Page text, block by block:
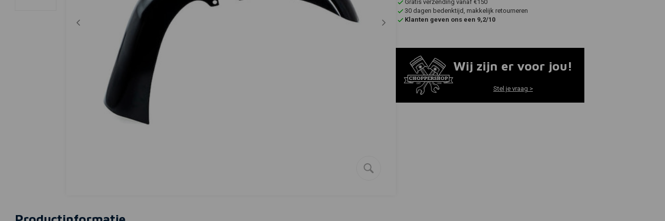
Gratis verzending vanaf €150
30 dagen bedenktijd, makkelijk retourneren
Klanten geven ons een 9,2/10
Wij zijn er voor jou!
Stel je vraag >